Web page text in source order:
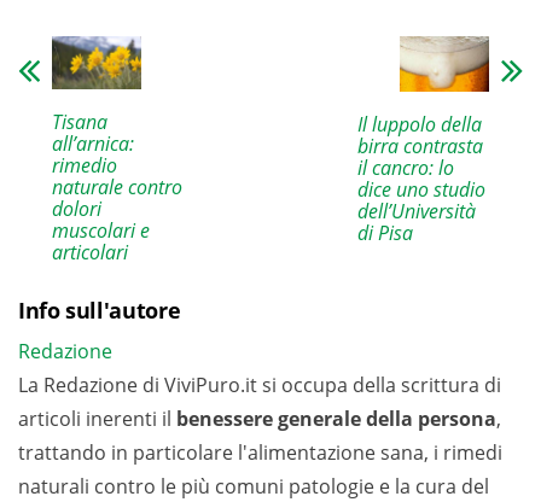
Tisana
all’arnica:
rimedio
naturale contro
dolori
muscolari e
articolari
Il luppolo della
birra contrasta
il cancro: lo
dice uno studio
dell’Università
di Pisa
Info sull'autore
Redazione
La Redazione di ViviPuro.it si occupa della scrittura di
articoli inerenti il benessere generale della persona,
trattando in particolare l'alimentazione sana, i rimedi
naturali contro le più comuni patologie e la cura del